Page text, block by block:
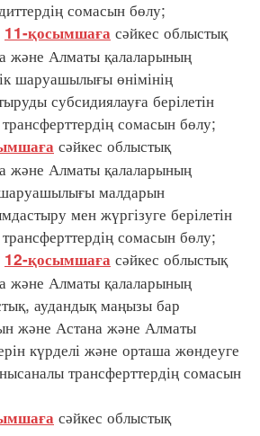
сомасын бөлу;
11-қосымшаға сәйкес облыстық
және Алматы қалаларының
шаруашылығы өнімінің
субсидиялауға берілетін
сомасын бөлу;
сәйкес облыстық
және Алматы қалаларының
малдарын
мен жүргізуге берілетін
сомасын бөлу;
12-қосымшаға сәйкес облыстық
және Алматы қалаларының
аудандық маңызы бар
және Астана және Алматы
күрделі және орташа жөндеуге
трансферттердің сомасын
сәйкес облыстық